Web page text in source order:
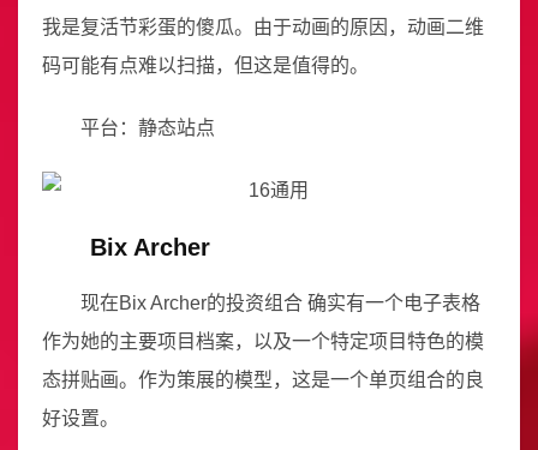
我是复活节彩蛋的傻瓜。由于动画的原因，动画二维
码可能有点难以扫描，但这是值得的。
平台：静态站点
Bix Archer
现在Bix Archer的投资组合 确实有一个电子表格
作为她的主要项目档案，以及一个特定项目特色的模
态拼贴画。作为策展的模型，这是一个单页组合的良
好设置。